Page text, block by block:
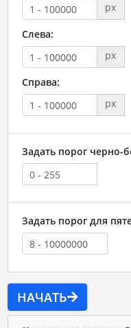
px
Слева:
px
Справа:
px
Задать порог черно-
Задать порог для
НАЧАТЬ